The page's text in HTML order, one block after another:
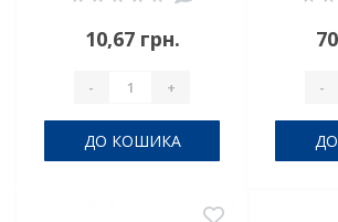
10,67 грн.
- +
ДО КОШИКА
-